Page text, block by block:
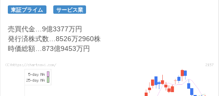
東証プライム サービス業
売買代金…9億3377万円
発行済株式数…8526万2960株
時価総額…873億9453万円